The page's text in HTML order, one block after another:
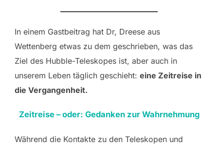
In einem Gastbeitrag hat Dr, Dreese aus
Wettenberg etwas zu dem geschrieben, was das
Ziel des Hubble-Teleskopes ist, aber auch in
unserem Leben täglich geschieht: eine Zeitreise in
die Vergangenheit.
Zeitreise – oder: Gedanken zur Wahrnehmung
Während die Kontakte zu den Teleskopen und